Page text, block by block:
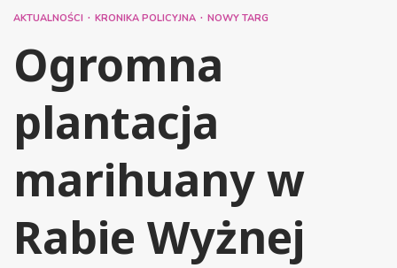
AKTUALNOŚCI KRONIKA POLICYJNA NOWY TARG
Ogromna
plantacja
marihuany w
Rabie Wyżnej